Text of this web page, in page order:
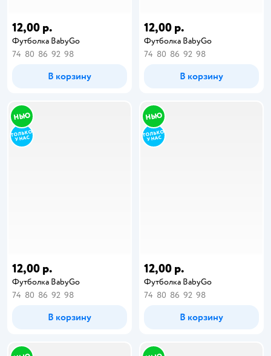
12,00 р.
Футболка BabyGo
74 80 86 92 98
В корзину
12,00 р.
Футболка BabyGo
74 80 86 92 98
В корзину
12,00 р.
Футболка BabyGo
74 80 86 92 98
В корзину
12,00 р.
Футболка BabyGo
74 80 86 92 98
В корзину